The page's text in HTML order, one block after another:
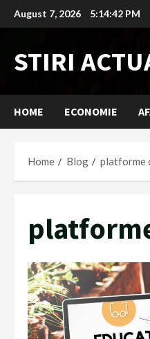
Skip
to
August 7, 2026 5:14:43 PM
STIRI
HOME ECONOMIE
Home Blog platforme